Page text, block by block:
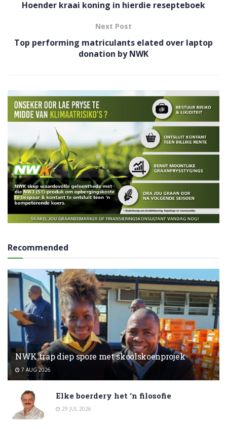
Hoender kraai koning in hierdie resepteboek
Next Post
Top performing matriculants elated over laptop
donation by NWK
Recommended
NWK trap diep spore met skoolskoenprojek
7 AUG 2026
Elke boerdery het ‘n filosofie
29 JUL 2026